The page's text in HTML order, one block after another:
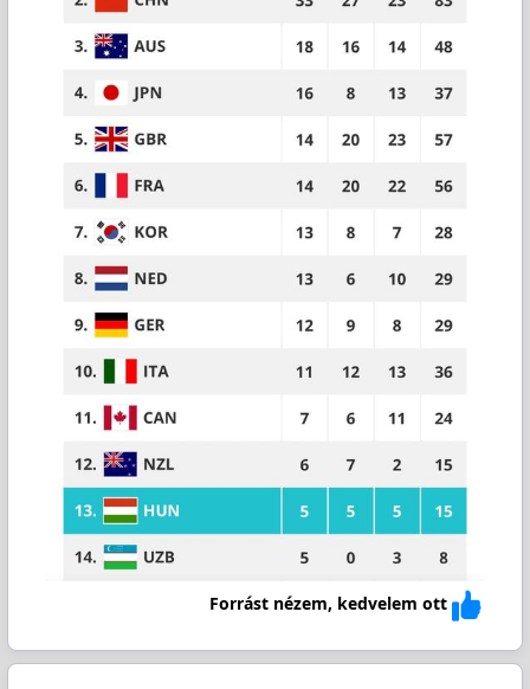
Forrást nézem, kedvelem ott